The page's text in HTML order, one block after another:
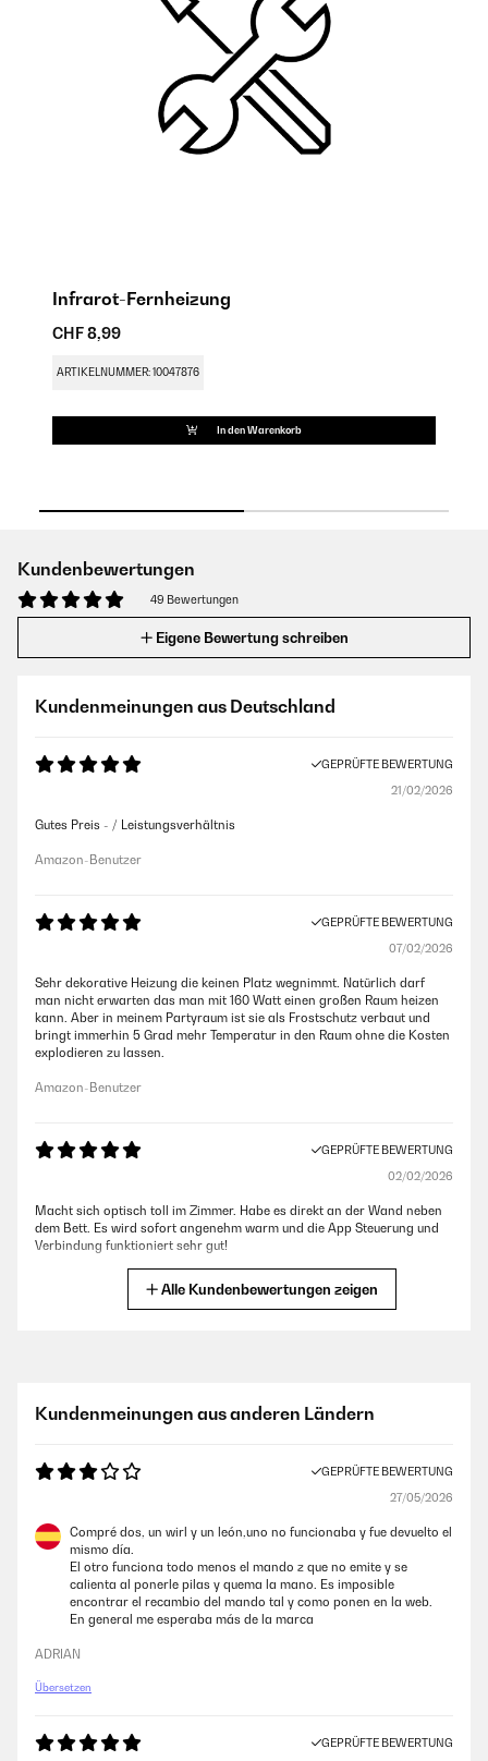
Infrarot-Fernheizung
CHF 8,99
ARTIKELNUMMER: 10047876
In den Warenkorb
Kundenbewertungen
49 Bewertungen
Eigene Bewertung schreiben
Kundenmeinungen aus Deutschland
GEPRÜFTE BEWERTUNG
21/02/2026
Gutes Preis - / Leistungsverhältnis
Amazon-Benutzer
GEPRÜFTE BEWERTUNG
07/02/2026
Sehr dekorative Heizung die keinen Platz wegnimmt. Natürlich darf
man nicht erwarten das man mit 160 Watt einen großen Raum heizen
kann. Aber in meinem Partyraum ist sie als Frostschutz verbaut und
bringt immerhin 5 Grad mehr Temperatur in den Raum ohne die Kosten
explodieren zu lassen.
Amazon-Benutzer
GEPRÜFTE BEWERTUNG
02/02/2026
Macht sich optisch toll im Zimmer. Habe es direkt an der Wand neben
dem Bett. Es wird sofort angenehm warm und die App Steuerung und
Verbindung funktioniert sehr gut!
Das Thema Infrarot Heizung zieht bei mir zum ersten mal ein.Mein Ziel
ist Eine Notheizung für einen Stromausfall zu haben. Im Zusammenspiel
Alles perfekt.
Amazon-Benutzer
18/12/2025
Alle Kundenbewertungen zeigen
Kundenmeinungen aus anderen Ländern
GEPRÜFTE BEWERTUNG
27/05/2026
Compré dos, un wirl y un león,uno no funcionaba y fue devuelto el
mismo día.
El otro funciona todo menos el mando z que no emite y se
calienta al ponerle pilas y quema la mano. Es imposible
encontrar el recambio del mando tal y como ponen en la web.
En general me esperaba más de la marca
ADRIAN
Übersetzen
GEPRÜFTE BEWERTUNG